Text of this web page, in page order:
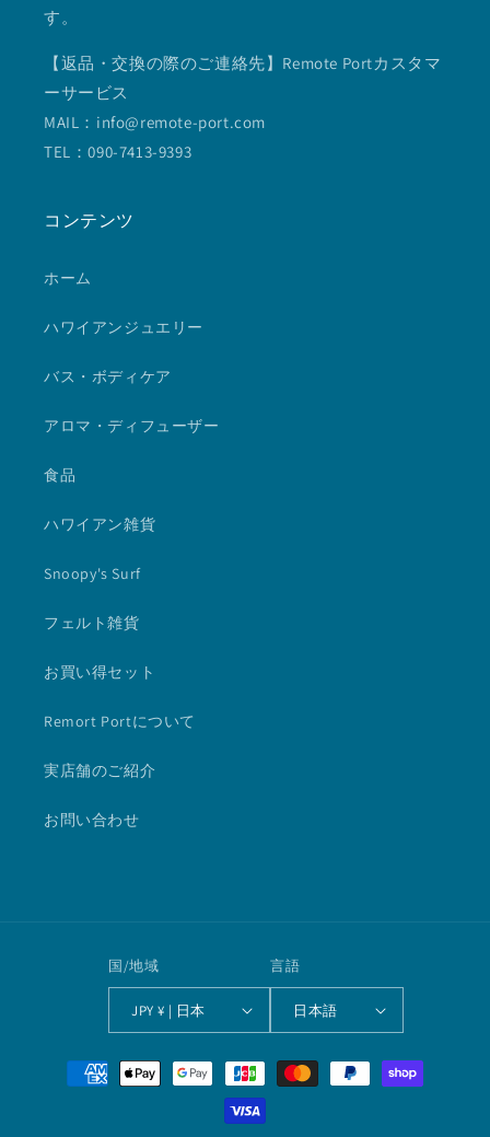
す。
【返品・交換の際のご連絡先】Remote Portカスタマ
ーサービス
MAIL：info@remote-port.com
TEL：090-7413-9393
コンテンツ
ホーム
ハワイアンジュエリー
バス・ボディケア
アロマ・ディフューザー
食品
ハワイアン雑貨
Snoopy's Surf
フェルト雑貨
お買い得セット
Remort Portについて
実店舗のご紹介
お問い合わせ
国/地域
JPY ¥ | 日本
言語
日本語